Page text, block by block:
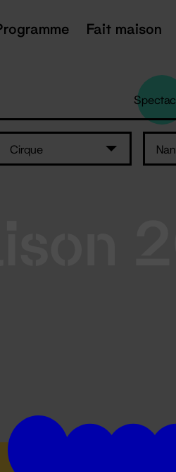
Fait maison
Cirque